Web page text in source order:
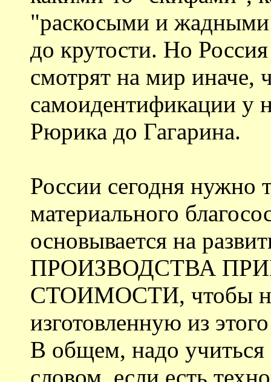
"раскосыми и жадными
до крутости. Но
смотрят на мир
самоидентификации
Рюрика до Гагарина.
России сегодня нужно
материального
основывается на
ПРОИЗВОДСТВА
СТОИМОСТИ, чтобы не
изготовленную из
В общем, надо